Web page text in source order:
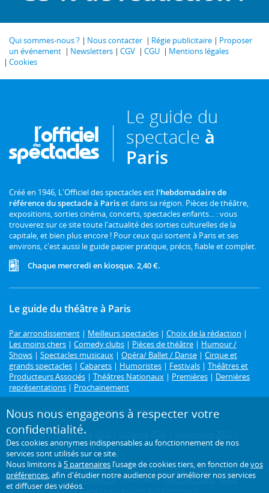
Qui sommes-nous ? Nous contacter Régie publicitaire
Proposer
un événement
Newsletters CGV CGU
Mentions légales
Cookies
Le guide du
spectacle à
Paris
Créé en 1946, L'Officiel des spectacles est l'hebdomadaire de
référence du spectacle à Pariset dans sa région. Pièces de théâtre,
expositions, sorties cinéma, concerts, spectacles enfants... : vous
trouverez sur ce site toute l'actualité des sorties culturelles de la
capitale, et bien plus encore ! Pour ceux qui sortent à Paris et ses
environs, c'est aussi le guide papier pratique, précis, fiable et complet.
Chaque mercredi en kiosque. 2,40 €.
Le guide du théâtre à Paris
Par arrondissement | Meilleurs spectacles | Choix de la rédaction |
Les moins chers | Comedy clubs | Pièces de théâtre | Humour /
Shows | Spectacles musicaux | Opéra/ Ballet / Danse | Cirque et
grands spectacles | Cabarets | Humoristes | Festivals | Théâtres et
Producteurs Associés | Théâtres Nationaux | Premières | Dernières
représentations | Prochainement
Programme des spectacles par mois
Août 2026|Septembre 2026
Décembre 2026|Janvier 2027
Retrouvez toutes les pièces de théâtre deMolière,Shakespeare,
Feydeau,Marivaux,Tchekhov..., mais aussiAlexis Michalik,Wajdi
Mouawad,Jean-Luc Lagarce
Nous nous engageons à respecter votre
confidentialité.
Des cookies anonymes indispensables au fonctionnement de nos
services sont utilisés sur ce site.
Nous limitons à 5 partenaires l’usage de cookies tiers, en fonction devos
préférences, afin d'étudier notre audience pour améliorer nos services
et diffuser des vidéos.